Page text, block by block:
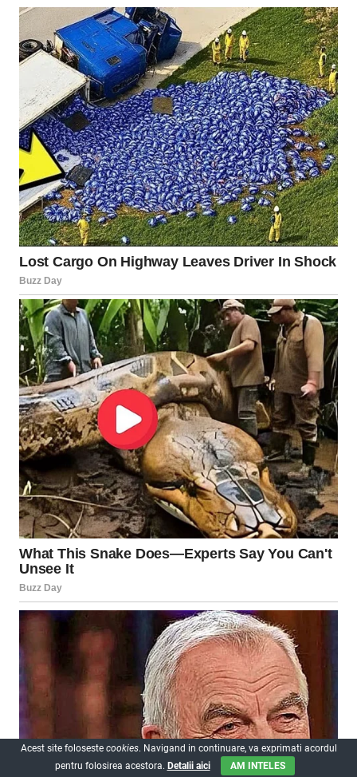
Acest site foloseste cookies. Navigand in continuare, va exprimati acordul
pentru folosirea acestora. Detalii aici AM INTELES